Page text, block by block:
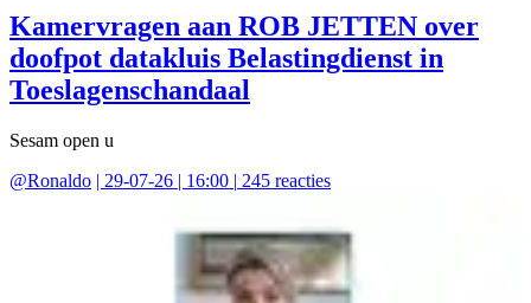
Kamervragen aan ROB JETTEN over
doofpot datakluis Belastingdienst in
Toeslagenschandaal
Sesam open u
@Ronaldo | 29-07-26 | 16:00 | 245 reacties